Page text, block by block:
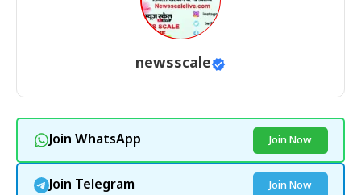
newsscale
Join WhatsApp Join Now
Join Telegram Join Now